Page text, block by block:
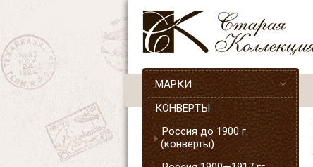
МАРКИ
КОНВЕРТЫ
Россия до 1900 г.
(конверты)